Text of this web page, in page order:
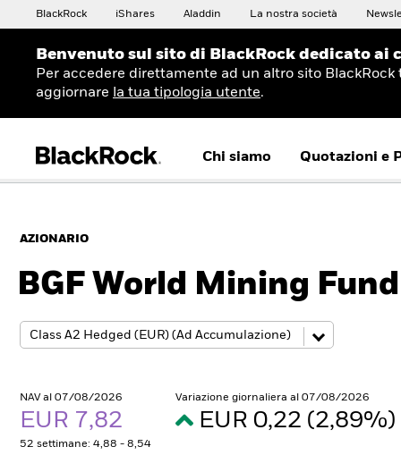
BlackRock iShares Aladdin La nostra società
Benvenuto sul sito di BlackRock dedicato
Per accedere direttamente ad un altro sito
aggiornare
la tua tipologia utente.
Chi siamo Quotazioni e
AZIONARIO
BGF World Mining Fund
NAV al 07/08/2026
EUR 7,82
52 settimane: 4,88 - 8,54
Variazione giornaliera al 07/08/2026
EUR 0,22 (2,89%)